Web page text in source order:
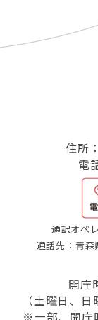
住所
電
通訳オペ
通話先：青
開庁
（土曜日、